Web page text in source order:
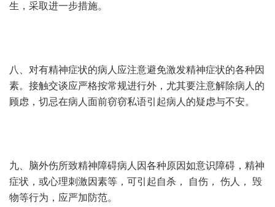
生，采取进一步措施。
八、对有精神症状的病人应注意避免激发精神症状的各种因
素。接触交谈应严格按常规进行外，尤其要注意解除病人的
顾虑，切忌在病人面前窃窃私语引起病人的疑虑与不安。
九、脑外伤所致精神障碍病人因各种原因如意识障碍，精神
症状，或心理刺激因素等，可引起自杀， 自伤， 伤人， 毁
物等行为，应严加防范。